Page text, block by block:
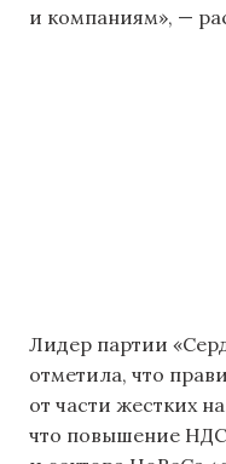
и компаниям», —
Лидер партии
отметила, что
от части жестких
что повышение НДС